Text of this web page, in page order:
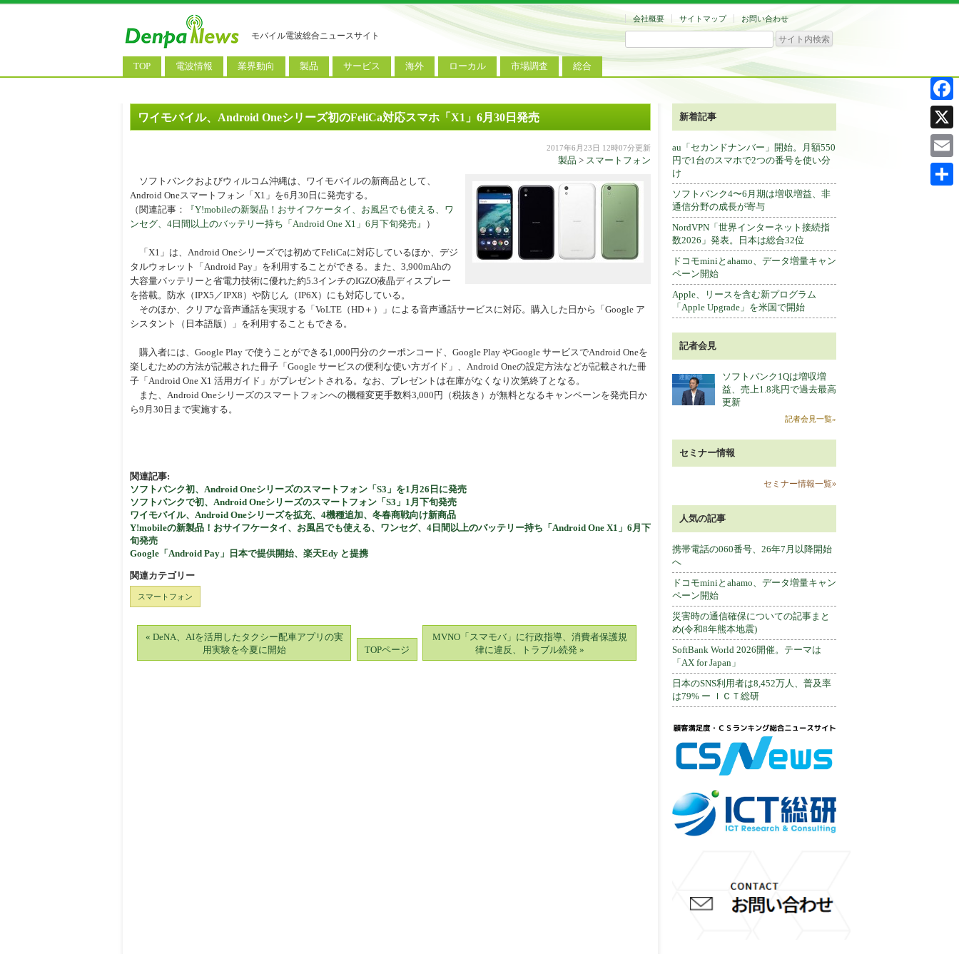
モバイル電波総合ニュースサイト
会社概要 サイトマップ お問い合わせ
TOP 電波情報
基地局ニュース
業界動向
決算情報
料金改定
製品
スマートフォン
SIM
IoT/M2M
ウェアラブル端末
パソコン
ロボット
サービス
アプリ
料金プラン
電力小売
海外
Androidニュース
海外展示会
インバウンド
ローカル
地方展示会
市場調査
サービス市場
総合
ワイモバイル、Android Oneシリーズ初のFeliCa対応スマホ「X1」6月30日発売
2017年6月23日 12時07分更新
製品 > スマートフォン
ソフトバンクおよびウィルコム沖縄は、ワイモバイルの新商品として、
Android Oneスマートフォン「X1」を6月30日に発売する。
（関連記事：
『Y!mobileの新製品！おサイフケータイ、お風呂でも使える、ワ
ンセグ、4日間以上のバッテリー持ち「Android One X1」6月下旬発売』
）
「X1」は、Android Oneシリーズでは初めてFeliCaに対応しているほか、デジ
タルウォレット「Android Pay」を利用することができる。また、3,900mAhの
大容量バッテリーと省電力技術に優れた約5.3インチのIGZO液晶ディスプレー
を搭載。防水（IPX5／IPX8）や防じん（IP6X）にも対応している。
そのほか、クリアな音声通話を実現する「VoLTE（HD＋）」による音声通話サービスに対応。購入した日から「Google ア
シスタント（日本語版）」を利用することもできる。
購入者には、Google Play で使うことができる1,000円分のクーポンコード、Google Play やGoogle サービスでAndroid Oneを
楽しむための方法が記載された冊子「Google サービスの便利な使い方ガイド」、Android Oneの設定方法などが記載された冊
子「Android One X1 活用ガイド」がプレゼントされる。なお、プレゼントは在庫がなくなり次第終了となる。
また、Android Oneシリーズのスマートフォンへの機種変更手数料3,000円（税抜き）が無料となるキャンペーンを発売日か
ら9月30日まで実施する。
関連記事:
ソフトバンク初、Android Oneシリーズのスマートフォン「S3」を1月26日に発売
ソフトバンクで初、Android Oneシリーズのスマートフォン「S3」1月下旬発売
ワイモバイル、Android Oneシリーズを拡充、4機種追加、冬春商戦向け新商品
Y!mobileの新製品！おサイフケータイ、お風呂でも使える、ワンセグ、4日間以上のバッテリー持ち「Android One X1」6月下
旬発売
Google「Android Pay」日本で提供開始、楽天Edy と提携
関連カテゴリー
スマートフォン
« DeNA、AIを活用したタクシー配車アプリの実
用実験を今夏に開始
TOPページ
MVNO「スマモバ」に行政指導、消費者保護規
律に違反、トラブル続発 »
新着記事
au「セカンドナンバー」開始。月額550
円で1台のスマホで2つの番号を使い分
け
ソフトバンク4〜6月期は増収増益、非
通信分野の成長が寄与
NordVPN「世界インターネット接続指
数2026」発表。日本は総合32位
ドコモminiとahamo、データ増量キャン
ペーン開始
Apple、リースを含む新プログラム
「Apple Upgrade」を米国で開始
記者会見
ソフトバンク1Qは増収増
益、売上1.8兆円で過去最高
更新
記者会見一覧»
セミナー情報
セミナー情報一覧»
人気の記事
携帯電話の060番号、26年7月以降開始
へ
ドコモminiとahamo、データ増量キャン
ペーン開始
災害時の通信確保についての記事まと
め(令和8年熊本地震)
SoftBank World 2026開催。テーマは
「AX for Japan」
日本のSNS利用者は8,452万人、普及率
は79% ー ＩＣＴ総研
X
Email